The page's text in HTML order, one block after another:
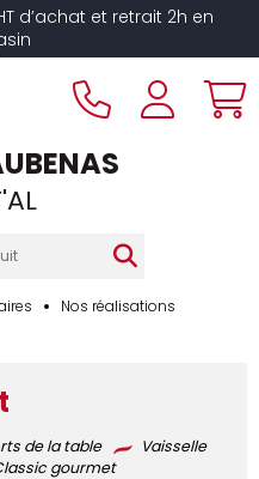
d’achat et retrait 2h en
Nos réalisations
de la table
Vaisselle
gourmet